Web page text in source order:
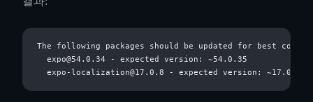
The following packages should be updated for best
  expo@54.0.34 - expected version: ~54.0.35